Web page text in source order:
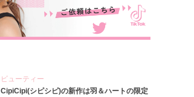
ビューティー
CipiCipi(シピシピ)の新作は羽＆ハートの限定